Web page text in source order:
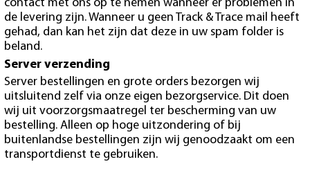
contact met ons op te nemen wanneer er problemen in
de levering zijn. Wanneer u geen Track & Trace mail heeft
gehad, dan kan het zijn dat deze in uw spam folder is
beland.
Server verzending
Server bestellingen en grote orders bezorgen wij
uitsluitend zelf via onze eigen bezorgservice. Dit doen
wij uit voorzorgsmaatregel ter bescherming van uw
bestelling. Alleen op hoge uitzondering of bij
buitenlandse bestellingen zijn wij genoodzaakt om een
transportdienst te gebruiken.